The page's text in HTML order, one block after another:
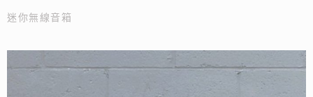
迷你無線音箱